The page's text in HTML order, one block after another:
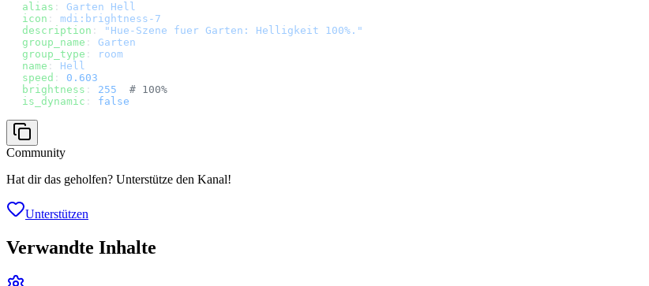
alias : Garten Hell
icon : mdi:brightness-7
description :
"Hue-Szene fuer Garten: Helligkeit 100%."
group_name : Garten
group_type :
room
name : Hell
speed : 0.603
brightness : 255
  # 100%
is_dynamic : false
Community
Hat dir das geholfen? Unterstütze den Kanal!
Unterstützen
Verwandte Inhalte